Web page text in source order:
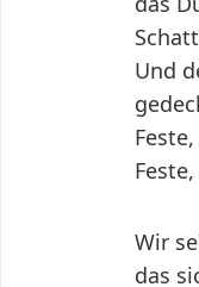
Und
Wir
das